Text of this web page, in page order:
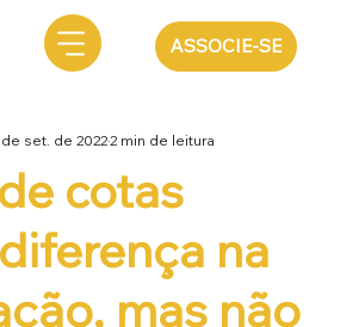
ASSOCIE-SE
cotas
na
mas não
set. de 20222 min de leitura